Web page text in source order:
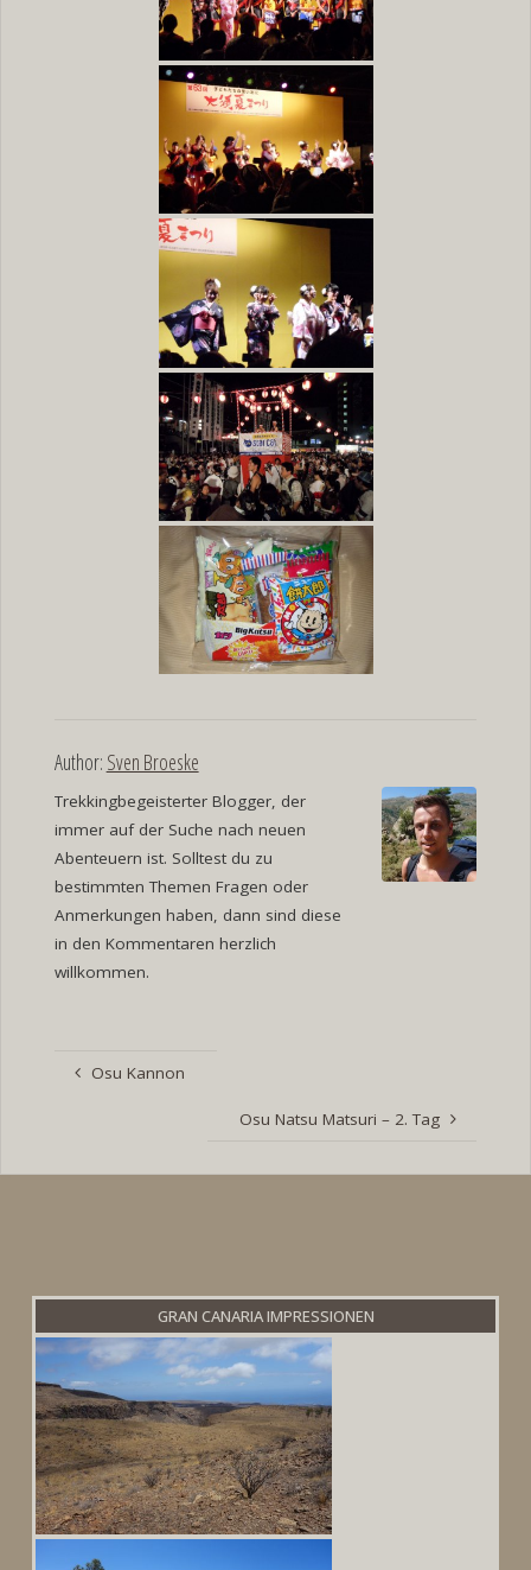
Author: Sven Broeske
Trekkingbegeisterter Blogger, der
immer auf der Suche nach neuen
Abenteuern ist. Solltest du zu
bestimmten Themen Fragen oder
Anmerkungen haben, dann sind diese
in den Kommentaren herzlich
willkommen.
Osu Kannon
Osu Natsu Matsuri – 2. Tag
GRAN CANARIA IMPRESSIONEN